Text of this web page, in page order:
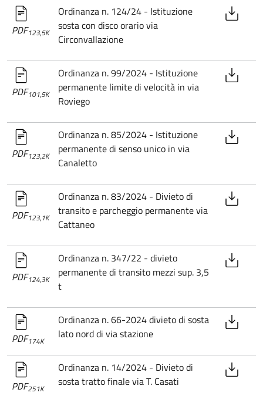
PDF123,5K
Ordinanza n. 124/24 - Istituzione
sosta con disco orario via
Circonvallazione
PDF101,5K
Ordinanza n. 99/2024 - Istituzione
permanente limite di velocità in via
Roviego
PDF123,2K
Ordinanza n. 85/2024 - Istituzione
permanente di senso unico in via
Canaletto
PDF123,1K
Ordinanza n. 83/2024 - Divieto di
transito e parcheggio permanente via
Cattaneo
PDF124,3K
Ordinanza n. 347/22 - divieto
permanente di transito mezzi sup. 3,5
t
PDF174K
Ordinanza n. 66-2024 divieto di sosta
lato nord di via stazione
PDF251K
Ordinanza n. 14/2024 - Divieto di
sosta tratto finale via T. Casati